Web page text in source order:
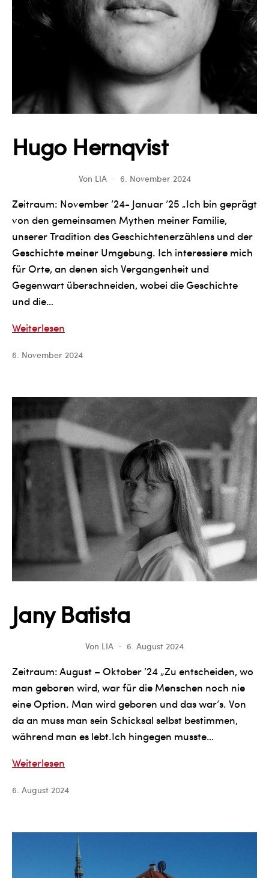
Hugo Hernqvist
Von LIA 6. November 2024
Zeitraum: November ’24- Januar ’25 „Ich bin geprägt
von den gemeinsamen Mythen meiner Familie,
unserer Tradition des Geschichtenerzählens und der
Geschichte meiner Umgebung. Ich interessiere mich
für Orte, an denen sich Vergangenheit und
Gegenwart überschneiden, wobei die Geschichte
und die…
Weiterlesen
6. November 2024
Jany Batista
Von LIA 6. August 2024
Zeitraum: August – Oktober ’24 „Zu entscheiden, wo
man geboren wird, war für die Menschen noch nie
eine Option. Man wird geboren und das war’s. Von
da an muss man sein Schicksal selbst bestimmen,
während man es lebt.Ich hingegen musste…
Weiterlesen
6. August 2024